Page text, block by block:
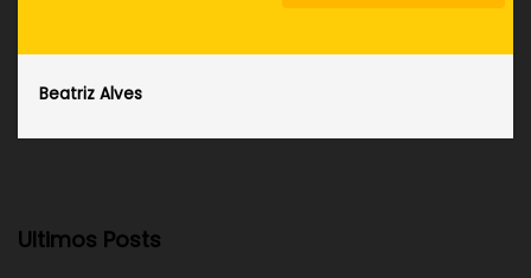
Beatriz Alves
Ultimos Posts